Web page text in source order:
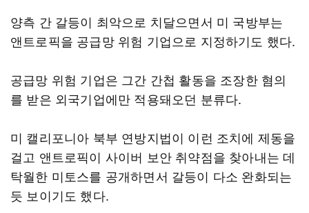
양측 간 갈등이 최악으로 치달으면서 미 국방부는
앤트로픽을 공급망 위험 기업으로 지정하기도 했다.
공급망 위험 기업은 그간 간첩 활동을 조장한 혐의
를 받은 외국기업에만 적용돼오던 분류다.
미 캘리포니아 북부 연방지법이 이런 조치에 제동을
걸고 앤트로픽이 사이버 보안 취약점을 찾아내는 데
탁월한 미토스를 공개하면서 갈등이 다소 완화되는
듯 보이기도 했다.